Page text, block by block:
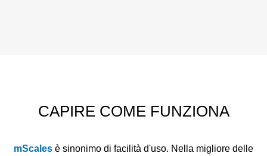
CAPIRE COME FUNZIONA
mScales è sinonimo di facilità d'uso. Nella migliore delle